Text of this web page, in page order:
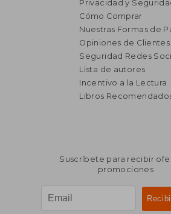
₡ 13.950
Privacidad y
Cómo Comprar
Nuestras Formas de
Opiniones de Clientes
Seguridad Redes
Lista de autores
Incentivo a la Lectura
Libros
Suscríbete para recibir
promociones